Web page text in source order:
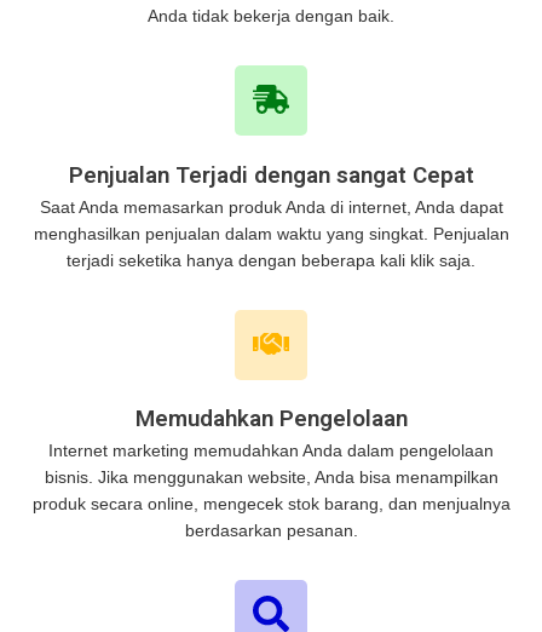
Anda tidak bekerja dengan baik.
Penjualan Terjadi dengan sangat Cepat
Saat Anda memasarkan produk Anda di internet, Anda dapat
menghasilkan penjualan dalam waktu yang singkat. Penjualan
terjadi seketika hanya dengan beberapa kali klik saja.
Memudahkan Pengelolaan
Internet marketing memudahkan Anda dalam pengelolaan
bisnis. Jika menggunakan website, Anda bisa menampilkan
produk secara online, mengecek stok barang, dan menjualnya
berdasarkan pesanan.